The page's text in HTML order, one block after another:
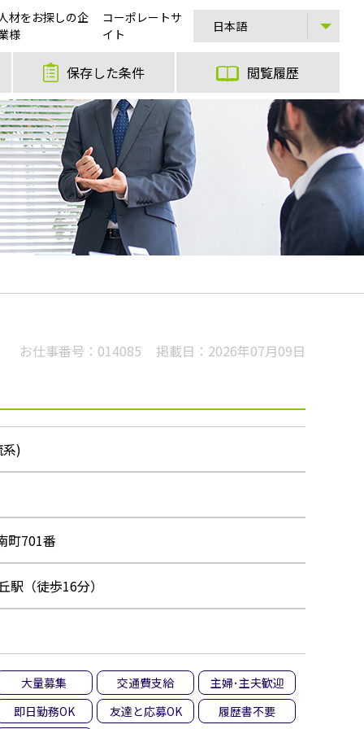
材をお探しの企
様
コーポレートサ
イト
保存した条件 閲覧履歴
お仕事番号： 014085 掲載日： 2026年07月09日
)
町701番
駅（徒歩16分）
大量募集 交通費支給
主婦･主夫歓迎
即日勤務OK
友達と応募OK 履歴書不要